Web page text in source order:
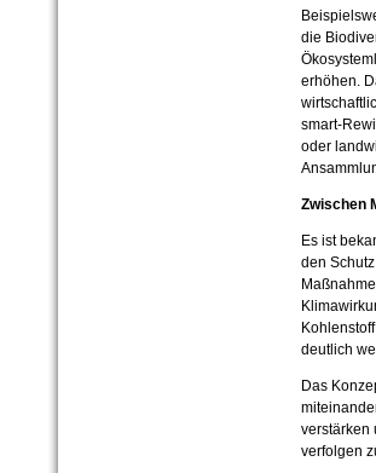
die
erhöhen.
smart-
oder
Zwischen
Es ist
den
deutlich
Das
verstärken
verfolgen